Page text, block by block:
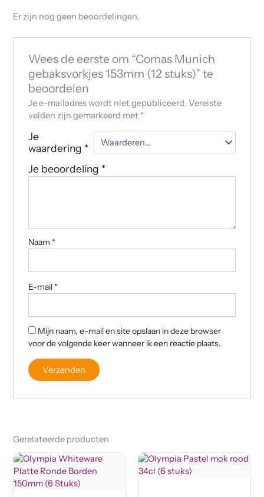
Er zijn nog geen beoordelingen.
Wees de eerste om “Comas Munich
gebaksvorkjes 153mm (12 stuks)” te
beoordelen
Je e-mailadres wordt niet gepubliceerd. Vereiste
velden zijn gemarkeerd met *
Je
waardering *
Je beoordeling *
Naam *
E-mail *
Mijn naam, e-mail en site opslaan in deze browser
voor de volgende keer wanneer ik een reactie plaats.
Gerelateerde producten